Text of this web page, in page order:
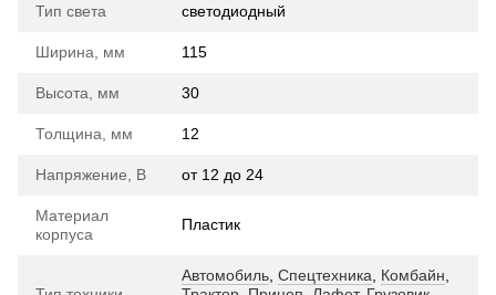
Тип света cветодиодный
Ширина, мм 115
Высота, мм 30
Толщина, мм 12
Напряжение, В от 12 до 24
Материал
корпуса
Пластик
Автомобиль Спецтехника Комбайн